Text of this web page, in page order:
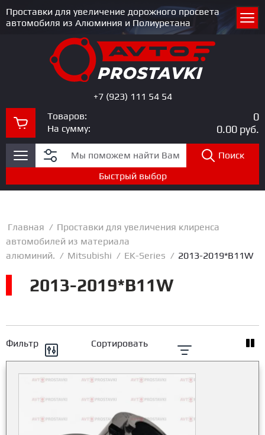
Проставки для увеличение дорожного просвета
автомобиля из Алюминия и Полиуретана
Поиск
+7 (923) 111 54 54
Товаров:
0
На сумму: 0.00 руб.
Быстрый выбор
Главная / Проставки для увеличения клиренса
автомобилей из материала
алюминий. / Mitsubishi / EK-Series / 2013-2019*B11W
2013-2019*B11W
Фильтр Сортировать